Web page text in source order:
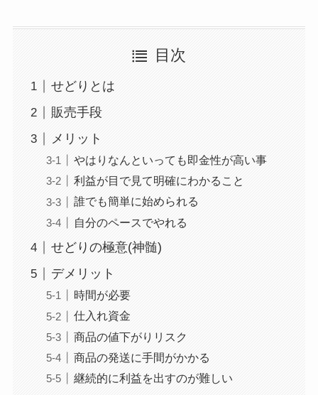
目次
せどりとは
販売手段
メリット
やはりなんといっても即金性が高い事
利益が目で見て明確にわかること
誰でも簡単に始められる
自分のペースでやれる
せどりの極意(神髄)
デメリット
時間が必要
仕入れ資金
商品の値下がりリスク
商品の発送に手間がかかる
継続的に利益を出すのが難しい